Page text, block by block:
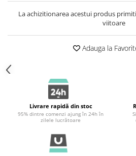
La achizitionarea acestui produs primiti
viitoare
Adauga la
Livrare rapidă din stoc
95% dintre comenzi ajung în 24h în
zilele lucrătoare